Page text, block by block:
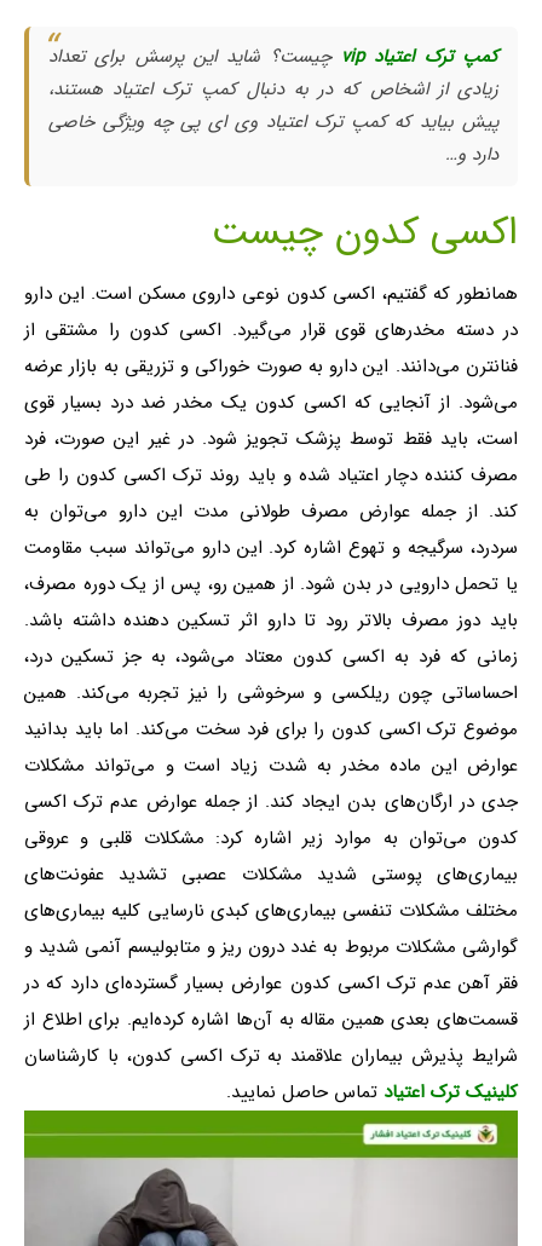
کمپ ترک اعتیاد vip
چیست؟ شاید این پرسش برای تعداد
زیادی از اشخاص که در به دنبال کمپ ترک اعتیاد هستند،
پیش بیاید که کمپ ترک اعتیاد وی ای پی چه ویژگی خاصی
دارد و…
اکسی کدون چیست
همانطور که گفتیم، اکسی کدون نوعی داروی مسکن است. این دارو
در دسته مخدرهای قوی قرار می‌گیرد. اکسی کدون را مشتقی از
فنانترن می‌دانند. این دارو به صورت خوراکی و تزریقی به بازار عرضه
می‌شود. از آنجایی که اکسی کدون یک مخدر ضد درد بسیار قوی
است، باید فقط توسط پزشک تجویز شود. در غیر این صورت، فرد
مصرف کننده دچار اعتیاد شده و باید روند ترک اکسی کدون را طی
کند. از جمله عوارض مصرف طولانی مدت این دارو می‌توان به
سردرد، سرگیجه و تهوع اشاره کرد. این دارو می‌تواند سبب مقاومت
یا تحمل دارویی در بدن شود. از همین رو، پس از یک دوره مصرف،
باید دوز مصرف بالاتر رود تا دارو اثر تسکین دهنده داشته باشد.
زمانی که فرد به اکسی کدون معتاد می‌شود، به جز تسکین درد،
احساساتی چون ریلکسی و سرخوشی را نیز تجربه می‌کند. همین
موضوع ترک اکسی کدون را برای فرد سخت می‌کند. اما باید بدانید
عوارض این ماده مخدر به شدت زیاد است و می‌تواند مشکلات
جدی در ارگان‌های بدن ایجاد کند. از جمله عوارض عدم ترک اکسی
کدون می‌توان به موارد زیر اشاره کرد: مشکلات قلبی و عروقی
بیماری‌های پوستی شدید مشکلات عصبی تشدید عفونت‌های
مختلف مشکلات تنفسی بیماری‌های کبدی نارسایی کلیه بیماری‌های
گوارشی مشکلات مربوط به غدد درون ریز و متابولیسم آنمی شدید و
فقر آهن عدم ترک اکسی کدون عوارض بسیار گسترده‌ای دارد که در
قسمت‌های بعدی همین مقاله به آن‌ها اشاره کرده‌ایم. برای اطلاع از
شرایط پذیرش بیماران علاقمند به ترک اکسی کدون، با کارشناسان
کلینیک ترک اعتیاد تماس حاصل نمایید.